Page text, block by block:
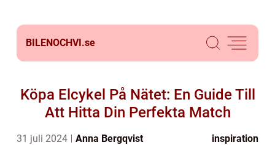
BILENOCHVI.se
Köpa Elcykel På Nätet: En Guide Till
Att Hitta Din Perfekta Match
31 juli 2024 Anna Bergqvist inspiration